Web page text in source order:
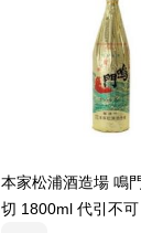
本家松浦酒造場 鳴
切 1800ml 代引不可